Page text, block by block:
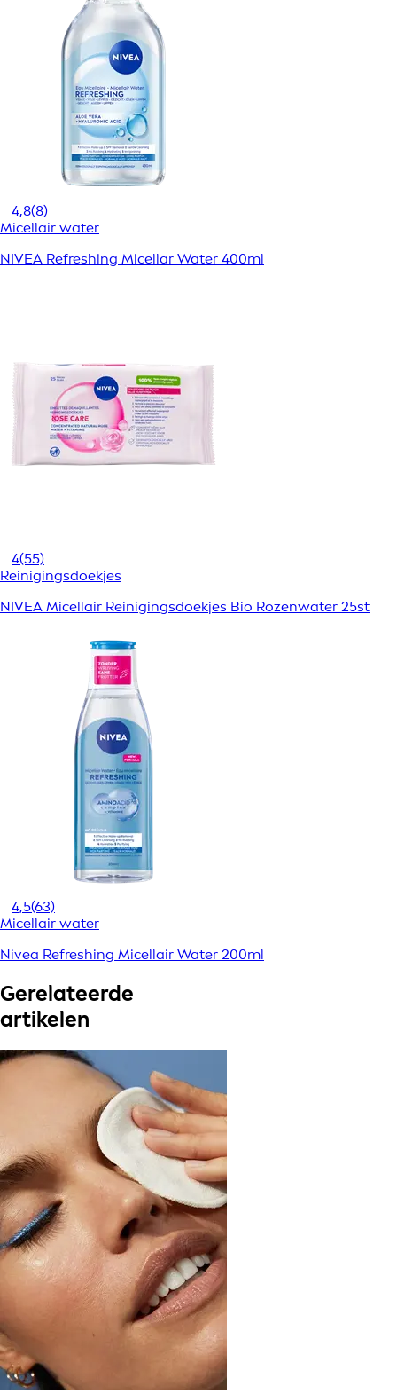
4,8(8)
Micellair water
NIVEA Refreshing Micellar Water 400ml
4(55)
Reinigingsdoekjes
NIVEA Micellair Reinigingsdoekjes Bio Rozenwater 25st
4,5(63)
Micellair water
Nivea Refreshing Micellair Water 200ml
Gerelateerde
artikelen